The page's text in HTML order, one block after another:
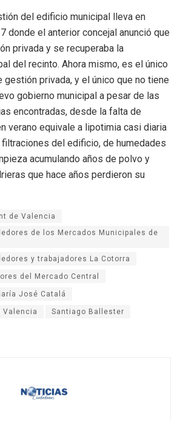
del edificio municipal lleva en
donde el anterior concejal anunció que
privada y se recuperaba la
del recinto. Ahora mismo, es el único
gestión privada, y el único que no tiene
gobierno municipal a pesar de las
encontradas, desde la falta de
verano equivale a lipotimia casi diaria
del edificio, de humedades
acumulando años de polvo y
que hace años perdieron su
de Valencia
de los Mercados Municipales de
y trabajadores La Cotorra
del Mercado Central
José Catalá
Valencia Santiago Ballester